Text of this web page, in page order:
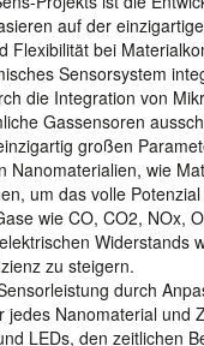
auf der
Flexibilität bei
Sensorsystem
die Integration von
Gassensoren
großen
Nanomaterialien, wie
um das volle
wie CO, CO2, NOx,
Widerstands
zu steigern.
durch
Nanomaterial und
LEDs, den zeitlichen